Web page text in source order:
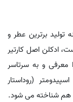
تولید برترین عطر و
ادکلن اصل کارتیر
معرفی و به سرتاسر
(روداستار